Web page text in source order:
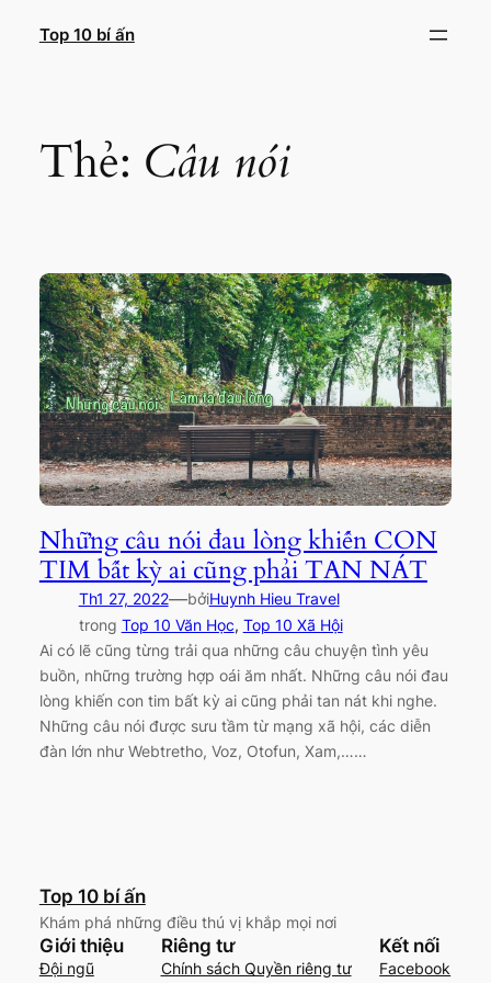
Top 10 bí ấn
Thẻ: Câu nói
Những câu nói đau lòng khiến CON
TIM bất kỳ ai cũng phải TAN NÁT
Th1 27, 2022—bởiHuynh Hieu Travel
trong Top 10 Văn Học, Top 10 Xã Hội
Ai có lẽ cũng từng trải qua những câu chuyện tình yêu
buồn, những trường hợp oái ăm nhất. Những câu nói đau
lòng khiến con tim bất kỳ ai cũng phải tan nát khi nghe.
Những câu nói được sưu tầm từ mạng xã hội, các diễn
đàn lớn như Webtretho, Voz, Otofun, Xam,……
Top 10 bí ấn
Khám phá những điều thú vị khắp mọi nơi
Giới thiệu
Đội ngũ
Riêng tư
Chính sách Quyền riêng tư
Kết nối
Facebook